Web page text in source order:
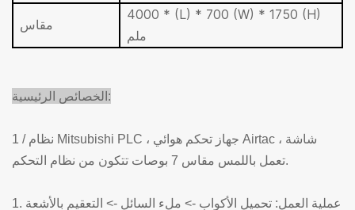
مقاس
4000 * (L) * 700 (W) * 1750 (H)
ملم
الخصائص الرئيسية:
1 / نظام Mitsubishi PLC ، جهاز تحكم هوائي Airtac ، شاشة
تعمل باللمس مقاس 7 بوصات تتكون من نظام التحكم.
1. عملية العمل: تحميل الأكواب -> ملء السائل -> التعقيم بالأشعة